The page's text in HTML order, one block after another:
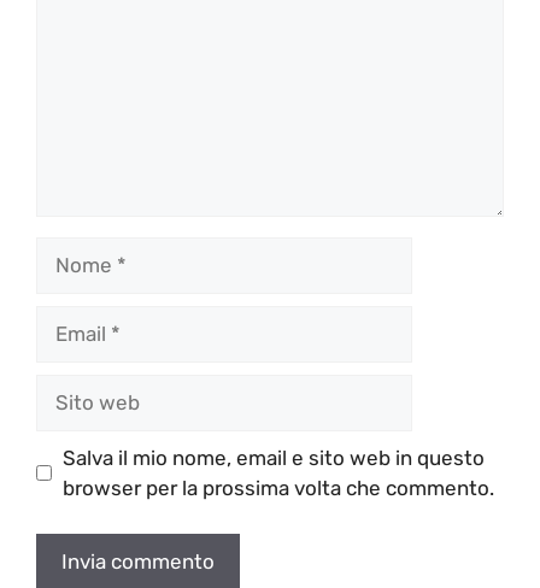
web
Salva il mio nome, email e sito web in questo
browser per la prossima volta che commento.